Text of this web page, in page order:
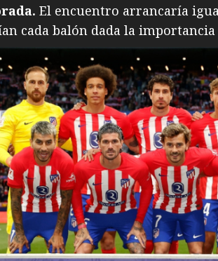
El encuentro arrancaría
cada balón dada la